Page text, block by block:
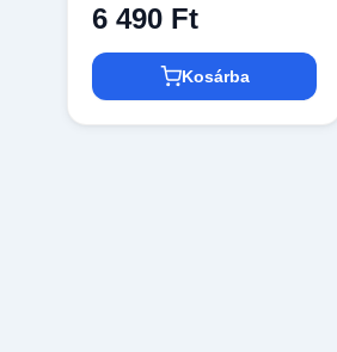
6 490 Ft
Kosárba